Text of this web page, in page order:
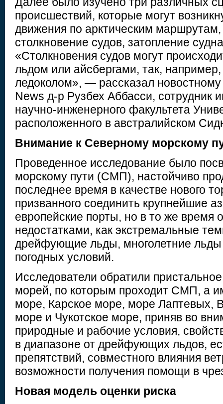
происшествий, которые могут
движения по арктическим
столкновение судов, затопление
«Столкновения судов могут
льдом или айсбергами, так,
ледоколом», — рассказал новостному
News д-р Рузбех Аббасси, сотрудник
научно-инженерного факультета
расположенного в австралийском
Внимание к Северному морскому
Проведенное исследование было
морскому пути (СМП), настойчиво
последнее время в качестве нового
призванного соединить крупнейшие
европейские порты, но в то же
недостатками, как экстремальные
дрейфующие льды, многолетние
погодных условий.
Исследователи обратили
морей, по которым проходит СМП, а
море, Карское море, море Лаптевых,
море и Чукотское море, приняв во
природные и рабочие условия,
в диапазоне от дрейфующих льдов,
препятствий, совместного влияния
возможности получения помощи в
Новая модель оценки риска